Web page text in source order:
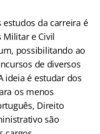
da carreira é
Militar e Civil
possibilitando ao
de diversos
ideia é estudar dos
os menos
Direito
são